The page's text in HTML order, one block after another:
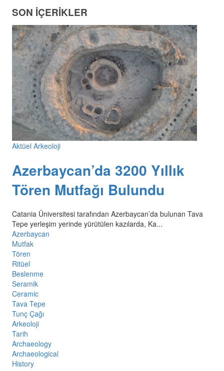
SON İÇERİKLER
Aktüel Arkeoloji
Azerbaycan’da 3200 Yıllık
Tören Mutfağı Bulundu
Catania Üniversitesi tarafından Azerbaycan’da bulunan Tava
Tepe yerleşim yerinde yürütülen kazılarda, Ka...
Azerbaycan
Mutfak
Tören
Ritüel
Beslenme
Seramik
Ceramic
Tava Tepe
Tunç Çağı
Arkeoloji
Tarih
Archaeology
Archaeological
History